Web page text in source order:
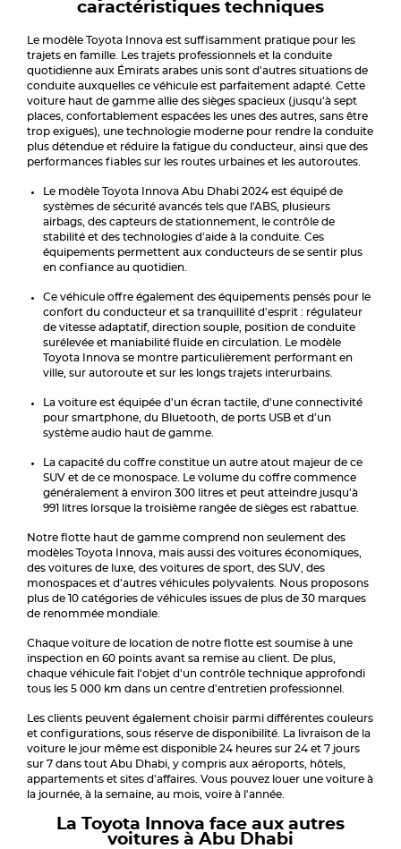
caractéristiques techniques
Le modèle Toyota Innova est suffisamment pratique pour les
trajets en famille. Les trajets professionnels et la conduite
quotidienne aux Émirats arabes unis sont d'autres situations de
conduite auxquelles ce véhicule est parfaitement adapté. Cette
voiture haut de gamme allie des sièges spacieux (jusqu'à sept
places, confortablement espacées les unes des autres, sans être
trop exiguës), une technologie moderne pour rendre la conduite
plus détendue et réduire la fatigue du conducteur, ainsi que des
performances fiables sur les routes urbaines et les autoroutes.
Le modèle Toyota Innova Abu Dhabi 2024 est équipé de
systèmes de sécurité avancés tels que l'ABS, plusieurs
airbags, des capteurs de stationnement, le contrôle de
stabilité et des technologies d'aide à la conduite. Ces
équipements permettent aux conducteurs de se sentir plus
en confiance au quotidien.
Ce véhicule offre également des équipements pensés pour le
confort du conducteur et sa tranquillité d'esprit : régulateur
de vitesse adaptatif, direction souple, position de conduite
surélevée et maniabilité fluide en circulation. Le modèle
Toyota Innova se montre particulièrement performant en
ville, sur autoroute et sur les longs trajets interurbains.
La voiture est équipée d'un écran tactile, d'une connectivité
pour smartphone, du Bluetooth, de ports USB et d'un
système audio haut de gamme.
La capacité du coffre constitue un autre atout majeur de ce
SUV et de ce monospace. Le volume du coffre commence
généralement à environ 300 litres et peut atteindre jusqu'à
991 litres lorsque la troisième rangée de sièges est rabattue.
Notre flotte haut de gamme comprend non seulement des
modèles Toyota Innova, mais aussi des voitures économiques,
des voitures de luxe, des voitures de sport, des SUV, des
monospaces et d'autres véhicules polyvalents. Nous proposons
plus de 10 catégories de véhicules issues de plus de 30 marques
de renommée mondiale.
Chaque voiture de location de notre flotte est soumise à une
inspection en 60 points avant sa remise au client. De plus,
chaque véhicule fait l'objet d'un contrôle technique approfondi
tous les 5 000 km dans un centre d'entretien professionnel.
Les clients peuvent également choisir parmi différentes couleurs
et configurations, sous réserve de disponibilité. La livraison de la
voiture le jour même est disponible 24 heures sur 24 et 7 jours
sur 7 dans tout Abu Dhabi, y compris aux aéroports, hôtels,
appartements et sites d'affaires. Vous pouvez louer une voiture à
la journée, à la semaine, au mois, voire à l'année.
La Toyota Innova face aux autres
voitures à Abu Dhabi